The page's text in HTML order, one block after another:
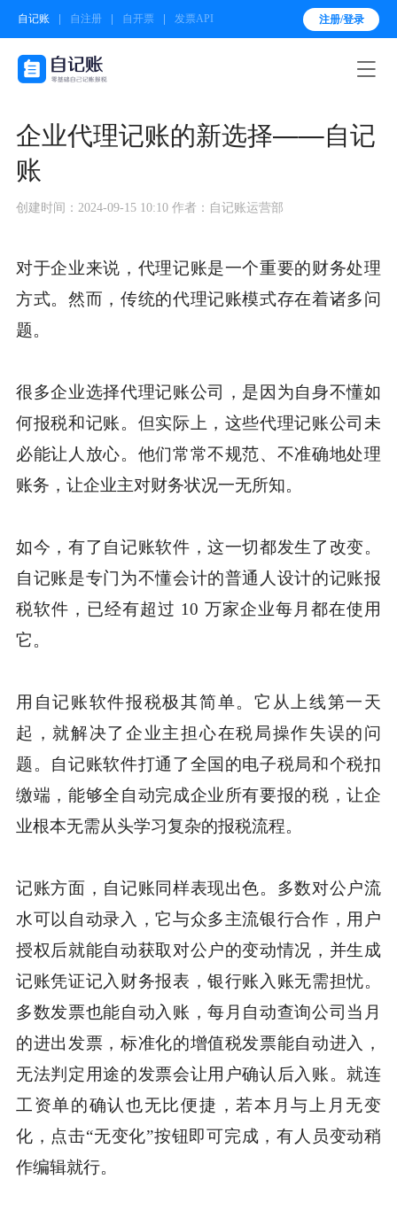
自记账 自注册 自开票 发票API 注册/登录

企业代理记账的新选择——自记
账
创建时间：2024-09-15 10:10 作者：自记账运营部
对于企业来说，代理记账是一个重要的财务处理
方式。然而，传统的代理记账模式存在着诸多问
题。
很多企业选择代理记账公司，是因为自身不懂如
何报税和记账。但实际上，这些代理记账公司未
必能让人放心。他们常常不规范、不准确地处理
账务，让企业主对财务状况一无所知。
如今，有了自记账软件，这一切都发生了改变。
自记账是专门为不懂会计的普通人设计的记账报
税软件，已经有超过 10 万家企业每月都在使用
它。
用自记账软件报税极其简单。它从上线第一天
起，就解决了企业主担心在税局操作失误的问
题。自记账软件打通了全国的电子税局和个税扣
缴端，能够全自动完成企业所有要报的税，让企
业根本无需从头学习复杂的报税流程。
记账方面，自记账同样表现出色。多数对公户流
水可以自动录入，它与众多主流银行合作，用户
授权后就能自动获取对公户的变动情况，并生成
记账凭证记入财务报表，银行账入账无需担忧。
多数发票也能自动入账，每月自动查询公司当月
的进出发票，标准化的增值税发票能自动进入，
无法判定用途的发票会让用户确认后入账。就连
工资单的确认也无比便捷，若本月与上月无变
化，点击“无变化”按钮即可完成，有人员变动稍
作编辑就行。